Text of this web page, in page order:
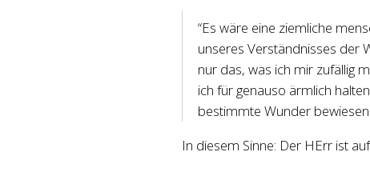
“Es wäre eine ziemliche
unseres Verständnisses der
nur das, was ich mir zufällig
ich für genauso ärmlich
bestimmte Wunder bewiesen
In diesem Sinne: Der HErr ist